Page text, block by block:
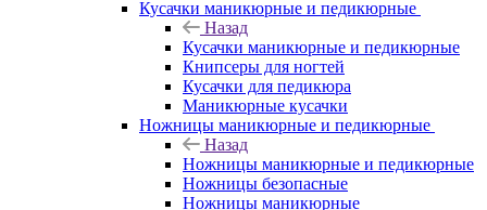
Кусачки маникюрные и педикюрные
Назад
Кусачки маникюрные и педикюрные
Книпсеры для ногтей
Кусачки для педикюра
Маникюрные кусачки
Ножницы маникюрные и педикюрные
Назад
Ножницы маникюрные и педикюрные
Ножницы безопасные
Ножницы маникюрные